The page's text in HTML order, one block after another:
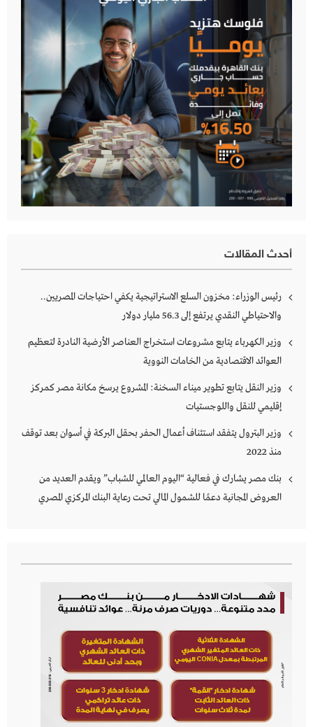
أحدث المقالات
رئيس الوزراء: مخزون السلع الاستراتيجية يكفي احتياجات المصريين..
والاحتياطي النقدي يرتفع إلى 56.3 مليار دولار
وزير الكهرباء يتابع مشروعات استخراج العناصر الأرضية النادرة لتعظيم
العوائد الاقتصادية من الخامات النووية
وزير النقل يتابع تطوير ميناء السخنة: المشروع يرسخ مكانة مصر كمركز
إقليمي للنقل واللوجستيات
وزير البترول يتفقد استئناف أعمال الحفر بحقل البركة في أسوان بعد توقف
منذ 2022
بنك مصر يشارك في فعالية “اليوم العالمي للشباب” ويقدم العديد من
العروض المجانية دعمًا للشمول المالي تحت رعاية البنك المركزي المصري